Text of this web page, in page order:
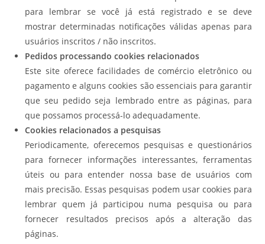
para lembrar se você já está registrado e se deve
mostrar determinadas notificações válidas apenas para
usuários inscritos / não inscritos.
Pedidos processando cookies relacionados
Este site oferece facilidades de comércio eletrônico ou
pagamento e alguns cookies são essenciais para garantir
que seu pedido seja lembrado entre as páginas, para
que possamos processá-lo adequadamente.
Cookies relacionados a pesquisas
Periodicamente, oferecemos pesquisas e questionários
para fornecer informações interessantes, ferramentas
úteis ou para entender nossa base de usuários com
mais precisão. Essas pesquisas podem usar cookies para
lembrar quem já participou numa pesquisa ou para
fornecer resultados precisos após a alteração das
páginas.